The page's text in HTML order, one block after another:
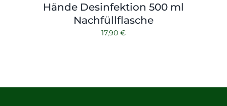
Hände Desinfektion 500 ml
Nachfüllflasche
17,90 €